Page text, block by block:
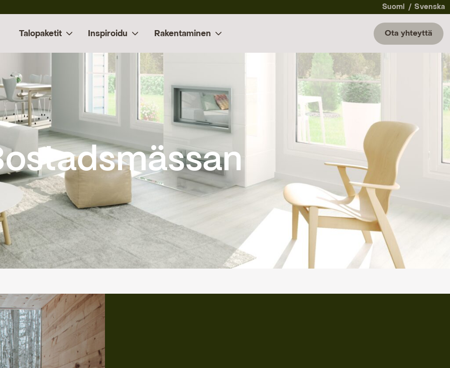
Suomi Svenska
Talopaketit Inspiroidu Rakentaminen Ota yhteyttä
bostadsmässan